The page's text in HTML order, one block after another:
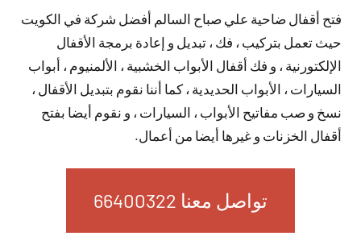
فتح أقفال ضاحية علي صباح السالم أفضل شركة في الكويت
حيث تعمل بتركيب ، فك ، تبديل و إعادة برمجة الأقفال
الإلكتورنية ، و فك أقفال الأبواب الخشبية ، الألمنيوم ، أبواب
السيارات ، الأبواب الحديدية ، كما أننا نقوم بتبديل الأقفال ،
نسخ و صب مفاتيح الأبواب ، السيارات ، و نقوم أيضا بفتح
أقفال الخزنات و غيرها أيضا من أعمال.
تواصل معنا 66400322